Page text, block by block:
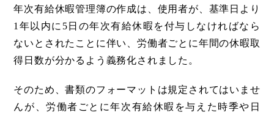
年次有給休暇管理簿の作成は、使用者が、基準日より
1年以内に5日の年次有給休暇を付与しなければなら
ないとされたことに伴い、労働者ごとに年間の休暇取
得日数が分かるよう義務化されました。
そのため、書類のフォーマットは規定されてはいませ
んが、労働者ごとに年次有給休暇を与えた時季や日